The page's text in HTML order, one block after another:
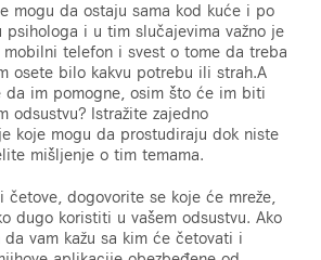
mogu da ostaju sama kod kuće i po
psihologa i u tim slučajevima važno je
telefon i svest o tome da treba
osete bilo kakvu potrebu ili strah.A
da im pomogne, osim što će im biti
odsustvu? Istražite zajedno
koje mogu da prostudiraju dok niste
mišljenje o tim temama.
četove, dogovorite se koje će mreže,
dugo koristiti u vašem odsustvu. Ako
vam kažu sa kim će četovati i